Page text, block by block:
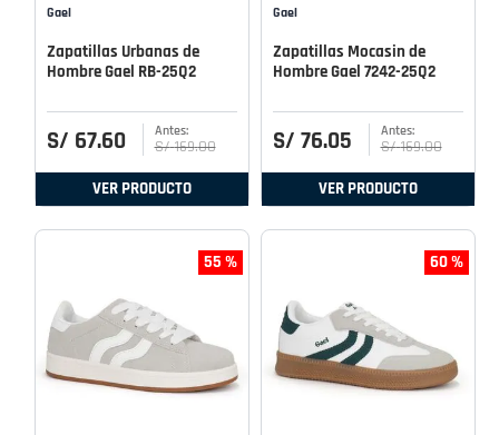
Gael
Zapatillas Urbanas de
Hombre Gael RB-25Q2
S/ 67.60 S/ 169.00
VER PRODUCTO
Gael
Zapatillas Mocasin de
Hombre Gael 7242-25Q2
S/ 76.05 S/ 169.00
VER PRODUCTO
55 % 60 %